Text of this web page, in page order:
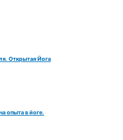
Открытая Йога
опыта в йоге.